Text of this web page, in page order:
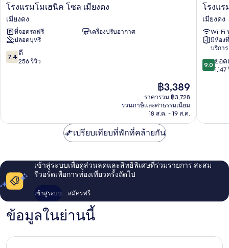
โรงแรม
โม
เฮ
นิค
โซล
เมียง
ดง
โรงแรมโมเฮนิค โซล เมียงดง
เมียงดง
ที่จอดรถฟรี
เครื่องปรับอากาศ
ปลอดบุหรี่
7.4
จาก
7.4 ดี
256 รีวิว
ราคา
ปัจจุบัน
คือ
฿3,389
฿3,389
ราคารวม ฿3,728
รวมภาษีและค่าธรรมเนียม
18 ส.ค. - 19 ส.ค.
โรง
แรม
พริ๊นซ์
โซล
เมียง
โรงแ
เมียงดง
Wi-Fi
มีห้อง
บริการ
9.0
จาก
9.0 ยอด
เปรียบเทียบที่พักที่คล้ายกัน
เข้าสู่ระบบเพื่อดูส่วนลดและสิทธิพิเศษที่ร่วมรายการ สะสม
รีวอร์ดเพื่อการท่องเที่ยวครั้งถัดไป
เข้าสู่ระบบ สมัครฟรี
ข้อมูลในย่านนี้